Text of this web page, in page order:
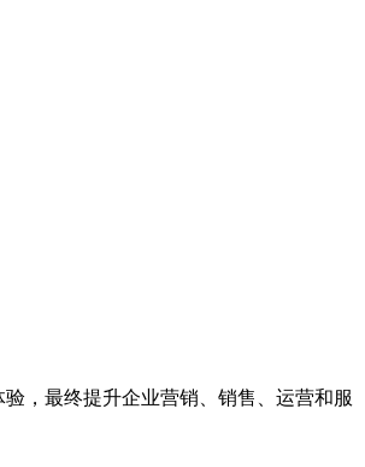
，最终提升企业营销、销售、运营和服